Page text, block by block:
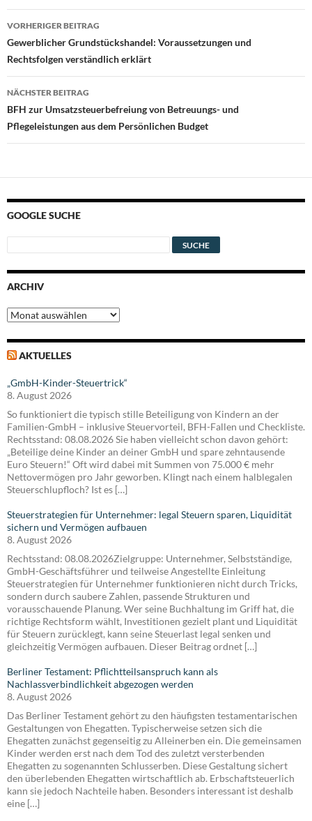
Beitragsnavigation
VORHERIGER BEITRAG
Gewerblicher Grundstückshandel: Voraussetzungen und
Rechtsfolgen verständlich erklärt
NÄCHSTER BEITRAG
BFH zur Umsatzsteuerbefreiung von Betreuungs- und
Pflegeleistungen aus dem Persönlichen Budget
GOOGLE SUCHE
ARCHIV
Archiv
AKTUELLES
„GmbH-Kinder-Steuertrick“
8. August 2026
So funktioniert die typisch stille Beteiligung von Kindern an der
Familien-GmbH – inklusive Steuervorteil, BFH-Fallen und Checkliste.
Rechtsstand: 08.08.2026 Sie haben vielleicht schon davon gehört:
„Beteilige deine Kinder an deiner GmbH und spare zehntausende
Euro Steuern!“ Oft wird dabei mit Summen von 75.000 € mehr
Nettovermögen pro Jahr geworben. Klingt nach einem halblegalen
Steuerschlupfloch? Ist es […]
Steuerstrategien für Unternehmer: legal Steuern sparen, Liquidität
sichern und Vermögen aufbauen
8. August 2026
Rechtsstand: 08.08.2026Zielgruppe: Unternehmer, Selbstständige,
GmbH-Geschäftsführer und teilweise Angestellte Einleitung
Steuerstrategien für Unternehmer funktionieren nicht durch Tricks,
sondern durch saubere Zahlen, passende Strukturen und
vorausschauende Planung. Wer seine Buchhaltung im Griff hat, die
richtige Rechtsform wählt, Investitionen gezielt plant und Liquidität
für Steuern zurücklegt, kann seine Steuerlast legal senken und
gleichzeitig Vermögen aufbauen. Dieser Beitrag ordnet […]
Berliner Testament: Pflichtteilsanspruch kann als
Nachlassverbindlichkeit abgezogen werden
8. August 2026
Das Berliner Testament gehört zu den häufigsten testamentarischen
Gestaltungen von Ehegatten. Typischerweise setzen sich die
Ehegatten zunächst gegenseitig zu Alleinerben ein. Die gemeinsamen
Kinder werden erst nach dem Tod des zuletzt versterbenden
Ehegatten zu sogenannten Schlusserben. Diese Gestaltung sichert
den überlebenden Ehegatten wirtschaftlich ab. Erbschaftsteuerlich
kann sie jedoch Nachteile haben. Besonders interessant ist deshalb
eine […]